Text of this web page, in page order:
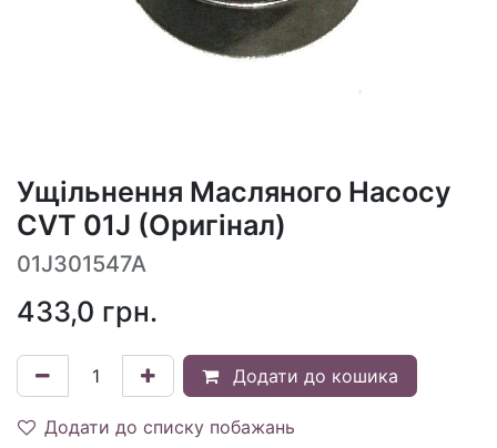
Ущільнення Масляного Насосу
CVT 01J (Оригінал)
01J301547A
433,0 грн.
Додати до кошика
Додати до списку побажань